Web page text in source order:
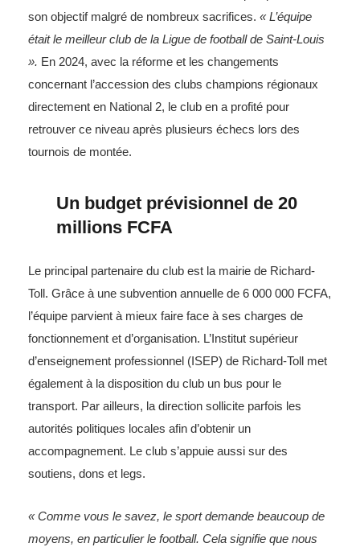
son objectif malgré de nombreux sacrifices. « L’équipe
était le meilleur club de la Ligue de football de Saint-Louis
». En 2024, avec la réforme et les changements
concernant l’accession des clubs champions régionaux
directement en National 2, le club en a profité pour
retrouver ce niveau après plusieurs échecs lors des
tournois de montée.
Un budget prévisionnel de 20
millions FCFA
Le principal partenaire du club est la mairie de Richard-
Toll. Grâce à une subvention annuelle de 6 000 000 FCFA,
l’équipe parvient à mieux faire face à ses charges de
fonctionnement et d’organisation. L’Institut supérieur
d’enseignement professionnel (ISEP) de Richard-Toll met
également à la disposition du club un bus pour le
transport. Par ailleurs, la direction sollicite parfois les
autorités politiques locales afin d’obtenir un
accompagnement. Le club s’appuie aussi sur des
soutiens, dons et legs.
« Comme vous le savez, le sport demande beaucoup de
moyens, en particulier le football. Cela signifie que nous